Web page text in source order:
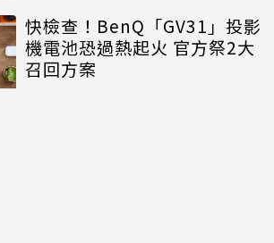
快檢查！BenQ「GV31」投影
機電池恐過熱起火 官方祭2大
召回方案